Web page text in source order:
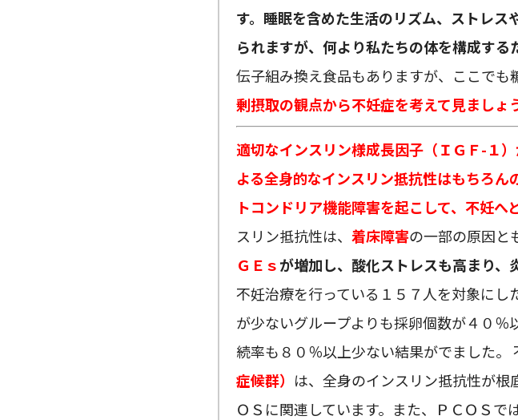
す。睡眠を含めた生活のリズム、ストレ
られますが、何より私たちの体を構成する
伝子組み換え食品もありますが、ここでも
剰摂取の観点から不妊症を考えて見ましょ
適切なインスリン様成長因子（ＩＧＦ-１
よる全身的なインスリン抵抗性はもちろ
トコンドリア機能障害を起こして、不妊へ
スリン抵抗性は、 着床障害の一部の原因と
ＧＥｓが増加し、酸化ストレスも高まり、
不妊治療を行っている１５７人を対象にし
が少ないグループよりも採卵個数が４０
続率も８０％以上少ない結果がでました。
症候群） は、全身のインスリン抵抗性が
ＯＳに関連しています。また、ＰＣＯＳで